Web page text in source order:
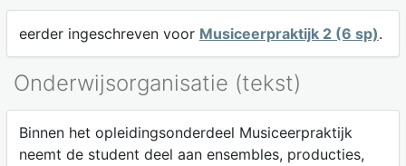
eerder ingeschreven voor Musiceerpraktijk 2 (6 sp).
Onderwijsorganisatie (tekst)
Binnen het opleidingsonderdeel Musiceerpraktijk
neemt de student deel aan ensembles, producties,